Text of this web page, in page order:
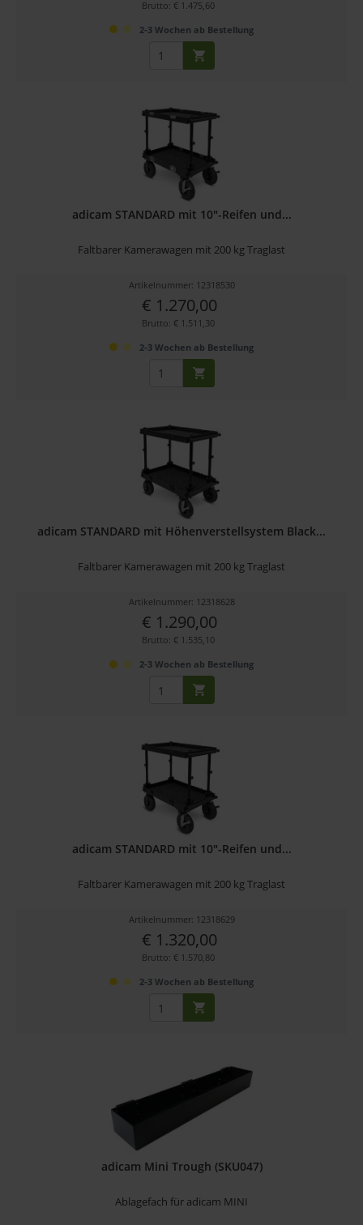
Brutto: € 1.475,60
2-3 Wochen ab Bestellung
adicam STANDARD mit 10"-Reifen und...
Faltbarer Kamerawagen mit 200 kg Traglast
Artikelnummer: 12318530
€ 1.270,00
Brutto: € 1.511,30
2-3 Wochen ab Bestellung
adicam STANDARD mit Höhenverstellsystem Black...
Faltbarer Kamerawagen mit 200 kg Traglast
Artikelnummer: 12318628
€ 1.290,00
Brutto: € 1.535,10
2-3 Wochen ab Bestellung
adicam STANDARD mit 10"-Reifen und...
Faltbarer Kamerawagen mit 200 kg Traglast
Artikelnummer: 12318629
€ 1.320,00
Brutto: € 1.570,80
2-3 Wochen ab Bestellung
adicam Mini Trough (SKU047)
Ablagefach für adicam MINI